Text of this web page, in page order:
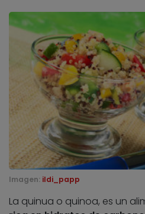
Imagen: ildi_papp
La quinua o quinoa, es un